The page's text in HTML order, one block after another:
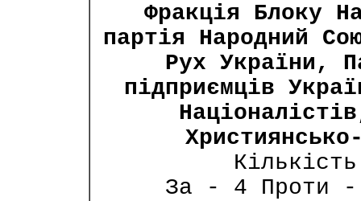
Фракція Блоку
партія Народний
Рух України,
підприємців
За - 4 Проти -